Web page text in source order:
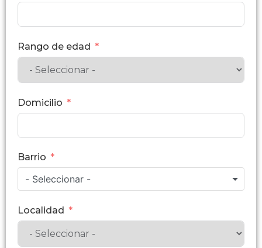
Rango de edad
Domicilio
Barrio
- Seleccionar -
Localidad